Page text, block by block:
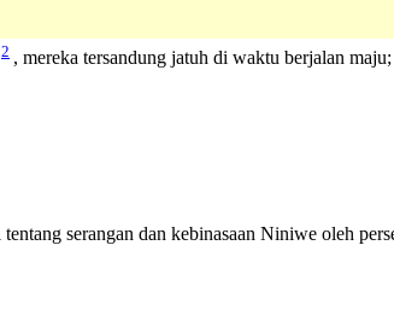
2 , mereka tersandung jatuh di waktu berjalan
serangan dan kebinasaan Niniwe oleh